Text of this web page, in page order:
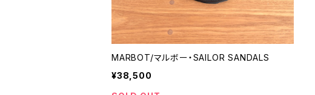
MARBOT/マルボー・SAILOR SANDALS
¥38,500